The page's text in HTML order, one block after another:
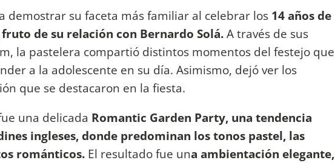
demostrar su faceta más familiar al celebrar los 14 años de
de su relación con Bernardo Solá.A través de sus
la pastelera compartió distintos momentos del festejo que
a la adolescente en su día. Asimismo, dejó ver los
que se destacaron en la fiesta.
una delicada Romantic Garden Party, una tendencia
ingleses, donde predominan los tonos pastel, las
románticos. El resultado fue una ambientación elegante,